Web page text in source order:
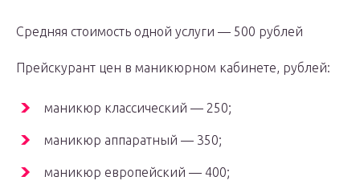
Средняя стоимость одной услуги — 500 рублей
Прейскурант цен в маникюрном кабинете, рублей:
маникюр классический — 250;
маникюр аппаратный — 350;
маникюр европейский — 400;